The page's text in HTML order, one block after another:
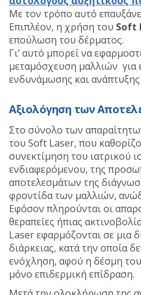
Με τον τρόπο αυτό
Επιπλέον, η χρήση του Soft
επούλωση του δέρματος.
Γι’ αυτό μπορεί να
μεταμόσχευση μαλλιών για
ενδυνάμωσης και
Αξιολόγηση των
Στο σύνολο των
του Soft Laser, που
συνεκτίμηση του ιατρικού
ενδιαφερόμενου, της
αποτελεσμάτων της
φροντίδα των μαλλιών,
Εφόσον πληρούνται οι
θεραπείες ήπιας
Laserεφαρμόζονται σε μια
διάρκειας, κατά την οποία
ενόχληση, αφού η δέσμη του
μόνο επιδερμική επίδραση.